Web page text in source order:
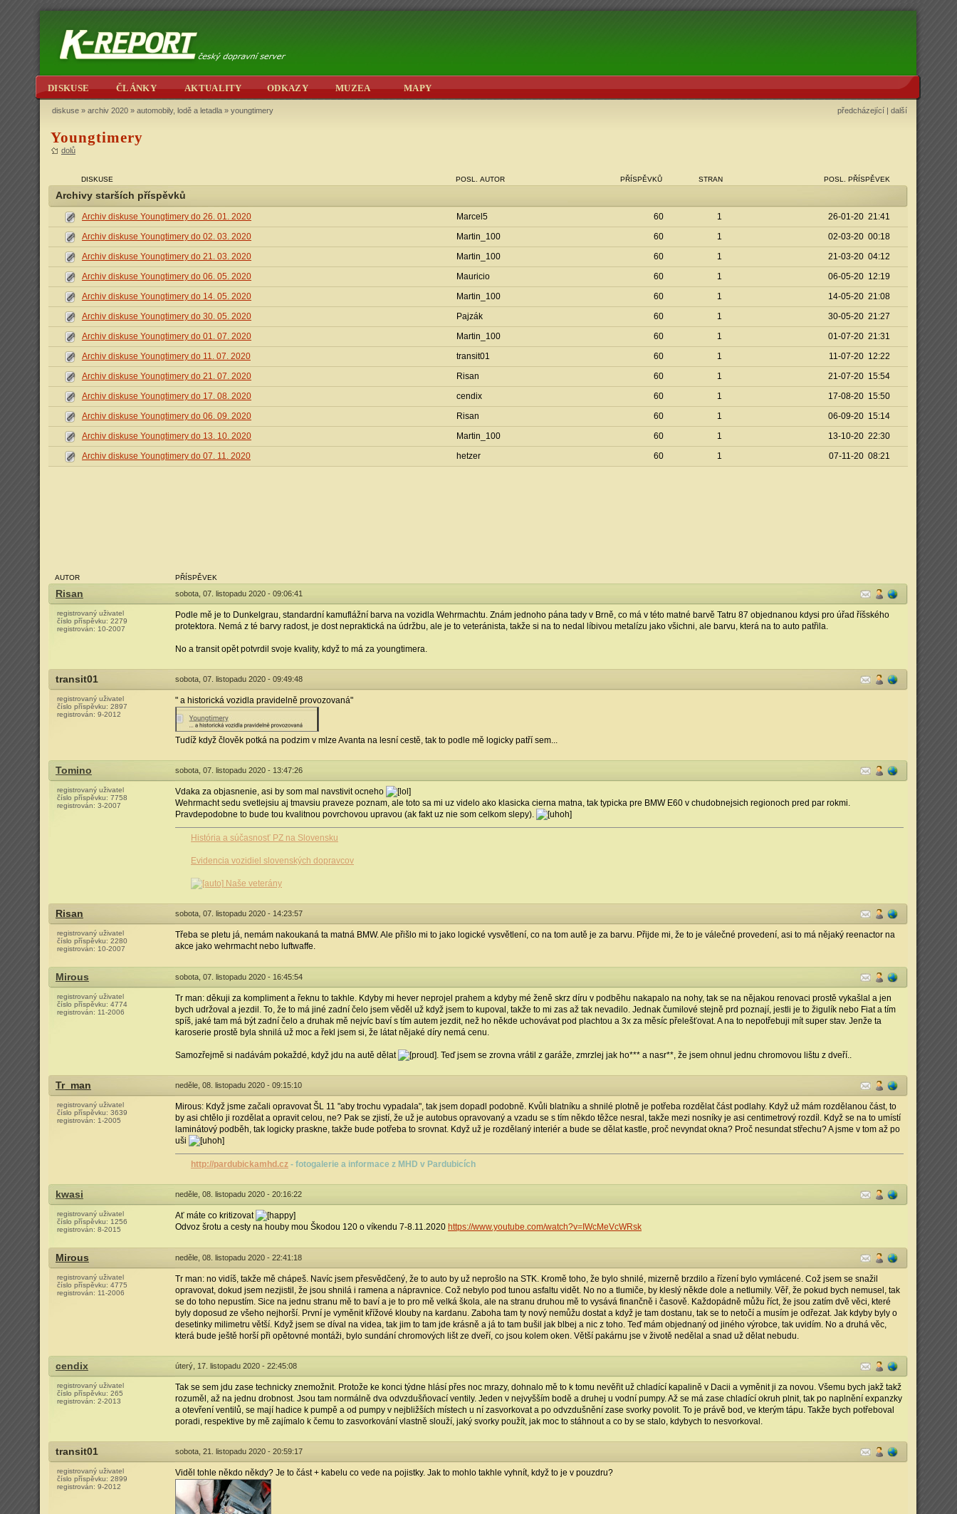
DISKUSE ČLÁNKY AKTUALITY ODKAZY MUZEA MAPY
diskuse » archiv 2020 » automobily, lodě a letadla » youngtimery předcházející | další
Youngtimery
dolů
DISKUSE POSL. AUTOR PŘÍSPĚVKŮ STRAN POSL. PŘÍSPĚVEK
Archivy starších příspěvků
Archiv diskuse Youngtimery do 26. 01. 2020 Marcel5 60 1
26-01-20 21:41
Archiv diskuse Youngtimery do 02. 03. 2020
Martin_100 60 1
02-03-20 00:18
Archiv diskuse Youngtimery do 21. 03. 2020
Martin_100 60 1
21-03-20 04:12
Archiv diskuse Youngtimery do 06. 05. 2020
Mauricio 60 1
06-05-20 12:19
Archiv diskuse Youngtimery do 14. 05. 2020
Martin_100 60 1
14-05-20 21:08
Archiv diskuse Youngtimery do 30. 05. 2020
Pajzák 60 1
30-05-20 21:27
Archiv diskuse Youngtimery do 01. 07. 2020
Martin_100 60 1
01-07-20 21:31
Archiv diskuse Youngtimery do 11. 07. 2020
transit01 60 1
11-07-20 12:22
Archiv diskuse Youngtimery do 21. 07. 2020
Risan 60 1
21-07-20 15:54
Archiv diskuse Youngtimery do 17. 08. 2020
cendix 60 1
17-08-20 15:50
Archiv diskuse Youngtimery do 06. 09. 2020
Risan 60 1
06-09-20 15:14
Archiv diskuse Youngtimery do 13. 10. 2020
Martin_100 60 1
13-10-20 22:30
Archiv diskuse Youngtimery do 07. 11. 2020
hetzer 60 1 07-11-20 08:21
AUTOR PŘÍSPĚVEK
Risan sobota, 07. listopadu 2020 - 09:06:41
registrovaný uživatel
číslo příspěvku: 2279
registrován: 10-2007
Podle mě je to Dunkelgrau, standardní kamuflážní barva na vozidla Wehrmachtu. Znám jednoho pána tady v Brně, co má v této matné barvě Tatru 87 objednanou kdysi pro úřad říšského
protektora. Nemá z té barvy radost, je dost nepraktická na údržbu, ale je to veteránista, takže si na to nedal líbivou metalízu jako všichni, ale barvu, která na to auto patřila.
No a transit opět potvrdil svoje kvality, když to má za youngtimera.
transit01 sobota, 07. listopadu 2020 - 09:49:48
registrovaný uživatel
číslo příspěvku: 2897
registrován: 9-2012
" a historická vozidla pravidelně provozovaná"
Tudíž když člověk potká na podzim v mlze Avanta na lesní cestě, tak to podle mě logicky patří sem...
Tomino sobota, 07. listopadu 2020 - 13:47:26
registrovaný uživatel
číslo příspěvku: 7758
registrován: 3-2007
Vdaka za objasnenie, asi by som mal navstivit ocneho
Wehrmacht sedu svetlejsiu aj tmavsiu praveze poznam, ale toto sa mi uz videlo ako klasicka cierna matna, tak typicka pre BMW E60 v chudobnejsich regionoch pred par rokmi.
Pravdepodobne to bude tou kvalitnou povrchovou upravou (ak fakt uz nie som celkom slepy).
História a súčasnosť PZ na Slovensku
Evidencia vozidiel slovenských dopravcov
Naše veterány
Risan sobota, 07. listopadu 2020 - 14:23:57
registrovaný uživatel
číslo příspěvku: 2280
registrován: 10-2007
Třeba se pletu já, nemám nakoukaná ta matná BMW. Ale přišlo mi to jako logické vysvětlení, co na tom autě je za barvu. Přijde mi, že to je válečné provedení, asi to má nějaký reenactor na
akce jako wehrmacht nebo luftwaffe.
Mirous sobota, 07. listopadu 2020 - 16:45:54
registrovaný uživatel
číslo příspěvku: 4774
registrován: 11-2006
Tr man: děkuji za kompliment a řeknu to takhle. Kdyby mi hever neprojel prahem a kdyby mé ženě skrz díru v podběhu nakapalo na nohy, tak se na nějakou renovaci prostě vykašlal a jen
bych udržoval a jezdil. To, že to má jiné zadní čelo jsem věděl už když jsem to kupoval, takže to mi zas až tak nevadilo. Jednak čumilové stejně prd poznají, jestli je to žigulík nebo Fiat a tím
spíš, jaké tam má být zadní čelo a druhak mě nejvíc baví s tím autem jezdit, než ho někde uchovávat pod plachtou a 3x za měsíc přelešťovat. A na to nepotřebuji mít super stav. Jenže ta
karoserie prostě byla shnilá už moc a řekl jsem si, že látat nějaké díry nemá cenu.
Samozřejmě si nadávám pokaždé, když jdu na autě dělat . Teď jsem se zrovna vrátil z garáže, zmrzlej jak ho*** a nasr**, že jsem ohnul jednu chromovou lištu z dveří..
Tr_man neděle, 08. listopadu 2020 - 09:15:10
registrovaný uživatel
číslo příspěvku: 3639
registrován: 1-2005
Mirous: Když jsme začali opravovat ŠL 11 "aby trochu vypadala", tak jsem dopadl podobně. Kvůli blatníku a shnilé plotně je potřeba rozdělat část podlahy. Když už mám rozdělanou část, to
by asi chtělo ji rozdělat a opravit celou, ne? Pak se zjistí, že už je autobus opravovaný a vzadu se s tím někdo těžce nesral, takže mezi nosníky je asi centimetrový rozdíl. Když se na to umístí
laminátový podběh, tak logicky praskne, takže bude potřeba to srovnat. Když už je rozdělaný interiér a bude se dělat kastle, proč nevyndat okna? Proč nesundat střechu? A jsme v tom až po
uši
http://pardubickamhd.cz - fotogalerie a informace z MHD v Pardubicích
kwasi neděle, 08. listopadu 2020 - 20:16:22
registrovaný uživatel
číslo příspěvku: 1256
registrován: 8-2015
Ať máte co kritizovat
Odvoz šrotu a cesty na houby mou Škodou 120 o víkendu 7-8.11.2020 https://www.youtube.com/watch?v=IWcMeVcWRsk
Mirous neděle, 08. listopadu 2020 - 22:41:18
registrovaný uživatel
číslo příspěvku: 4775
registrován: 11-2006
Tr man: no vidíš, takže mě chápeš. Navíc jsem přesvědčený, že to auto by už neprošlo na STK. Kromě toho, že bylo shnilé, mizerně brzdilo a řízení bylo vymlácené. Což jsem se snažil
opravovat, dokud jsem nezjistil, že jsou shnilá i ramena a nápravnice. Což nebylo pod tunou asfaltu vidět. No no a tlumiče, by kleslý někde dole a netlumily. Věř, že pokud bych nemusel, tak
se do toho nepustím. Sice na jednu stranu mě to baví a je to pro mě velká škola, ale na stranu druhou mě to vysává finančně i časově. Každopádně můžu říct, že jsou zatím dvě věci, které
byly doposud ze všeho nejhorší. První je vyměnit křížové klouby na kardanu. Zaboha tam ty nový nemůžu dostat a když je tam dostanu, tak se to netočí a musím je odřezat. Jak kdyby byly o
desetinky milimetru větší. Když jsem se díval na videa, tak jim to tam jde krásně a já to tam bušil jak blbej a nic z toho. Teď mám objednaný od jiného výrobce, tak uvidím. No a druhá věc,
která bude ještě horší při opětovné montáži, bylo sundání chromových lišt ze dveří, co jsou kolem oken. Větší pakárnu jse v životě nedělal a snad už dělat nebudu.
cendix úterý, 17. listopadu 2020 - 22:45:08
registrovaný uživatel
číslo příspěvku: 265
registrován: 2-2013
Tak se sem jdu zase technicky znemožnit. Protože ke konci týdne hlásí přes noc mrazy, dohnalo mě to k tomu nevěřit už chladící kapalině v Dacii a vyměnit ji za novou. Všemu bych jakž takž
rozuměl, až na jednu drobnost. Jsou tam normálně dva odvzdušňovací ventily. Jeden v nejvyšším bodě a druhej u vodní pumpy. Až se má zase chladící okruh plnit, tak po naplnění expanzky
a otevření ventilů, se mají hadice k pumpě a od pumpy v nejbližších místech u ní zasvorkovat a po odvzdušnění zase svorky povolit. To je právě bod, ve kterým tápu. Takže bych potřeboval
poradi, respektive by mě zajímalo k čemu to zasvorkování vlastně slouží, jaký svorky použít, jak moc to stáhnout a co by se stalo, kdybych to nesvorkoval.
transit01 sobota, 21. listopadu 2020 - 20:59:17
registrovaný uživatel
číslo příspěvku: 2899
registrován: 9-2012
Viděl tohle někdo někdy? Je to část + kabelu co vede na pojistky. Jak to mohlo takhle vyhnít, když to je v pouzdru?